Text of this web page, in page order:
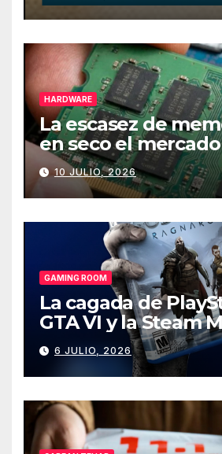
HARDWARE
La escasez de
en seco el
de PCs
10 JULIO, 2026
GAMING ROOM
La cagada de
GTA VI y la Steam
Gaming Room #130
6 JULIO, 2026